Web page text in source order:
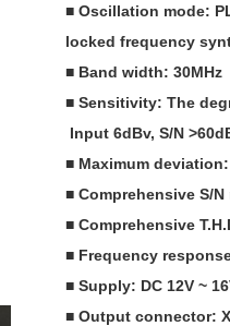
■ Oscillation mode:
locked frequency
■ Band width: 30MHz
■ Sensitivity: The
Input 6dBv, S/N
■ Maximum deviation:
■ Comprehensive S/
■ Comprehensive
■ Frequency
■ Supply: DC 12V ~
■ Output connector: